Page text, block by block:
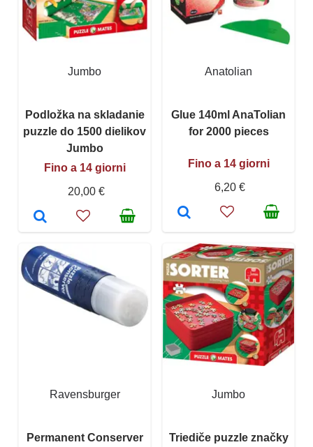
Jumbo
Podložka na skladanie
puzzle do 1500 dielikov
Jumbo
Fino a 14 giorni
20,00 €
Anatolian
Glue 140ml AnaTolian
for 2000 pieces
Fino a 14 giorni
6,20 €
Ravensburger
Permanent Conserver
Jumbo
Triediče puzzle značky